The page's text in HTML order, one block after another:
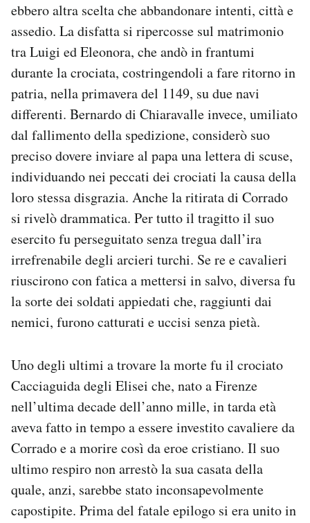
ebbero altra scelta che abbandonare intenti, città e
assedio. La disfatta si ripercosse sul matrimonio
tra Luigi ed Eleonora, che andò in frantumi
durante la crociata, costringendoli a fare ritorno in
patria, nella primavera del 1149, su due navi
differenti. Bernardo di Chiaravalle invece, umiliato
dal fallimento della spedizione, considerò suo
preciso dovere inviare al papa una lettera di scuse,
individuando nei peccati dei crociati la causa della
loro stessa disgrazia. Anche la ritirata di Corrado
si rivelò drammatica. Per tutto il tragitto il suo
esercito fu perseguitato senza tregua dall’ira
irrefrenabile degli arcieri turchi. Se re e cavalieri
riuscirono con fatica a mettersi in salvo, diversa fu
la sorte dei soldati appiedati che, raggiunti dai
nemici, furono catturati e uccisi senza pietà.
Uno degli ultimi a trovare la morte fu il crociato
Cacciaguida degli Elisei che, nato a Firenze
nell’ultima decade dell’anno mille, in tarda età
aveva fatto in tempo a essere investito cavaliere da
Corrado e a morire così da eroe cristiano. Il suo
ultimo respiro non arrestò la sua casata della
quale, anzi, sarebbe stato inconsapevolmente
capostipite. Prima del fatale epilogo si era unito in